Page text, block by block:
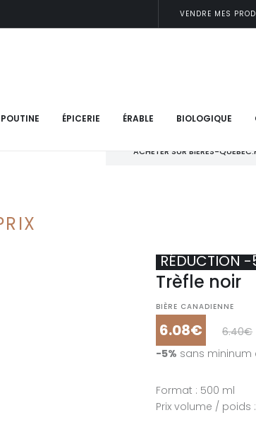
VENDRE MES
POUTINE ÉPICERIE ÉRABLE BIOLOGIQUE
ACHETER SUR BIERES-
Trèfle noir
BIÈRE CANADIENNE
6.08€
6.40€
-5% sans
RÉDUCTION -
Format : 500 ml
Prix volume / poids :